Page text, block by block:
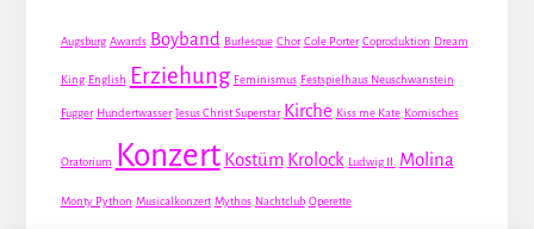
Augsburg Awards Boyband Burlesque Chor Cole Porter Coproduktion Dream
King English Erziehung Feminismus Festspielhaus Neuschwanstein
Fugger Hundertwasser Jesus Christ Superstar Kirche Kiss me Kate Komisches
Oratorium Konzert Kostüm Krolock Ludwig II. Molina
Monty Python Musicalkonzert Mythos Nachtclub Operette